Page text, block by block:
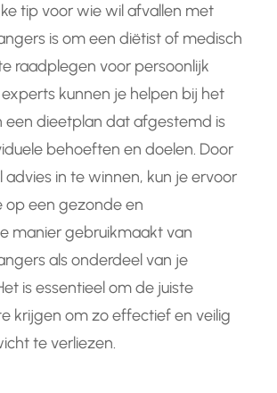
tip voor wie wil afvallen met
is om een diëtist of medisch
raadplegen voor persoonlijk
kunnen je helpen bij het
een dieetplan dat afgestemd is
behoeften en doelen. Door
advies in te winnen, kun je ervoor
op een gezonde en
manier gebruikmaakt van
als onderdeel van je
is essentieel om de juiste
krijgen om zo effectief en veilig
te verliezen.